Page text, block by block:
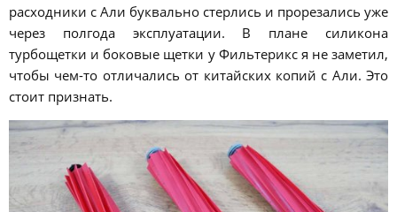
расходники с Али буквально стерлись и прорезались уже
через полгода эксплуатации. В плане силикона
турбощетки и боковые щетки у Фильтерикс я не заметил,
чтобы чем-то отличались от китайских копий с Али. Это
стоит признать.